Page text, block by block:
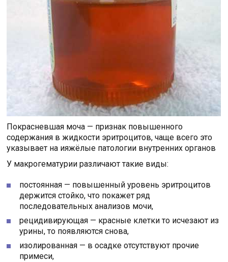
Покрасневшая моча — признак повышенного
содержания в жидкости эритроцитов, чаще всего это
указывает на ияжёлые патологии внутренних органов
У макрогематурии различают такие виды:
постоянная — повышенный уровень эритроцитов
держится стойко, что покажет ряд
последовательных анализов мочи,
рецидивирующая — красные клетки то исчезают из
урины, то появляются снова,
изолированная — в осадке отсутствуют прочие
примеси,